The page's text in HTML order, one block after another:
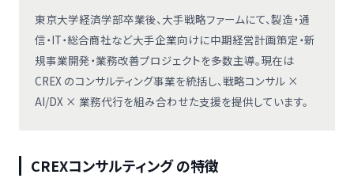
東京大学経済学部卒業後、大手戦略ファームにて、製造・通
信・IT・総合商社など大手企業向けに中期経営計画策定・新
規事業開発・業務改善プロジェクトを多数主導。現在は
CREX のコンサルティング事業を統括し、戦略コンサル ×
AI/DX × 業務代行を組み合わせた支援を提供しています。
CREXコンサルティング の特徴